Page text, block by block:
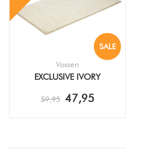
SALE
Vossen
EXCLUSIVE IVORY
59,95 47,95